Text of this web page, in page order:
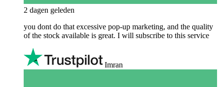
2 dagen geleden
you dont do that excessive pop-up marketing, and the quality
of the stock available is great. I will subscribe to this service
Imran